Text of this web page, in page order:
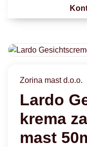
Zorina mast d.o.o.
Lardo
krema
mast